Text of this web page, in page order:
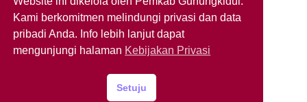
Kami berkomitmen melindungi privasi dan data
pribadi Anda. Info lebih lanjut dapat
mengunjungi halaman Kebijakan Privasi
Setuju